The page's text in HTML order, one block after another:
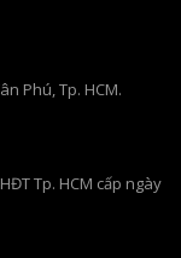
Phú, Tp. HCM.
Tp. HCM cấp ngày